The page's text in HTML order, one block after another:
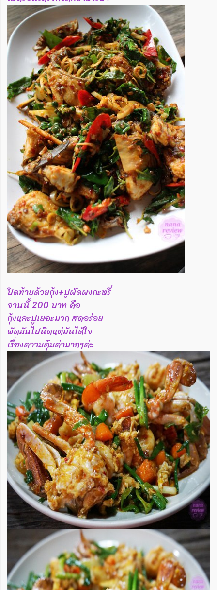
ปิดท้ายด้วยกุ้ง+ปูผัดผงกะหรี่
จานนี้ 200 บาท คือ
กุ้งและปูเยอะมาก สดอร่อย
ผัดมันไปนิดแต่มันได้ใจ
เรื่องความคุ้มค่ามากๆค่ะ